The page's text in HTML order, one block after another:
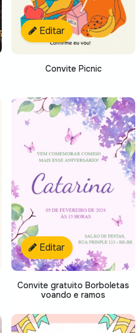
Editar
Convite Picnic
Editar
Convite gratuito Borboletas
voando e ramos